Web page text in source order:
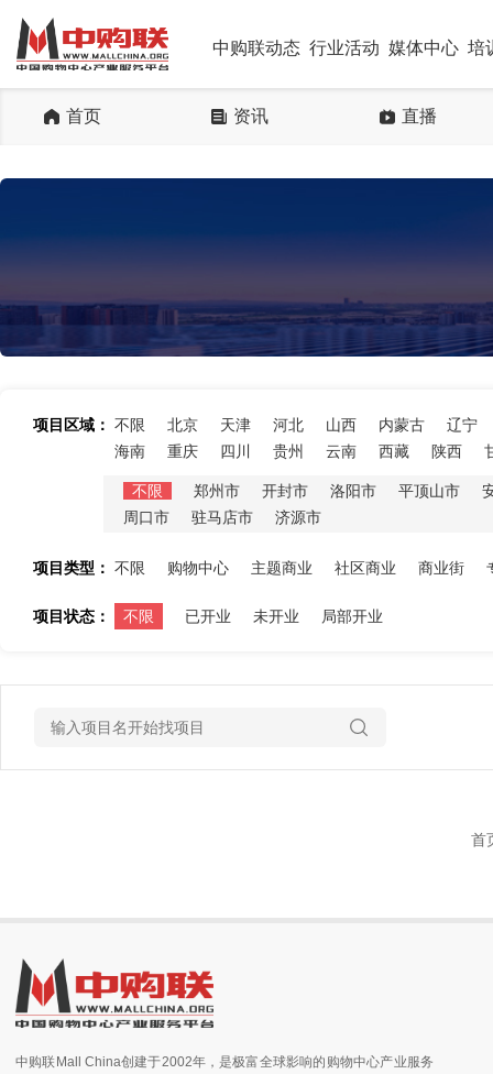
中购联动态 行业活动 媒体中心 培
首页 资讯 直播
项目区域： 不限 北京 天津 河北 山西 内蒙古
辽宁
海南
重庆 四川 贵州 云南 西藏 陕西
不限 郑州市 开封市 洛阳市 平顶山市
周口市
驻马店市 济源市
项目类型： 不限 购物中心 主题商业 社区商业 商业街
项目状态： 不限 已开业 未开业 局部开业
首
中购联Mall China创建于2002年，是极富全球影响的购物中心产业服务